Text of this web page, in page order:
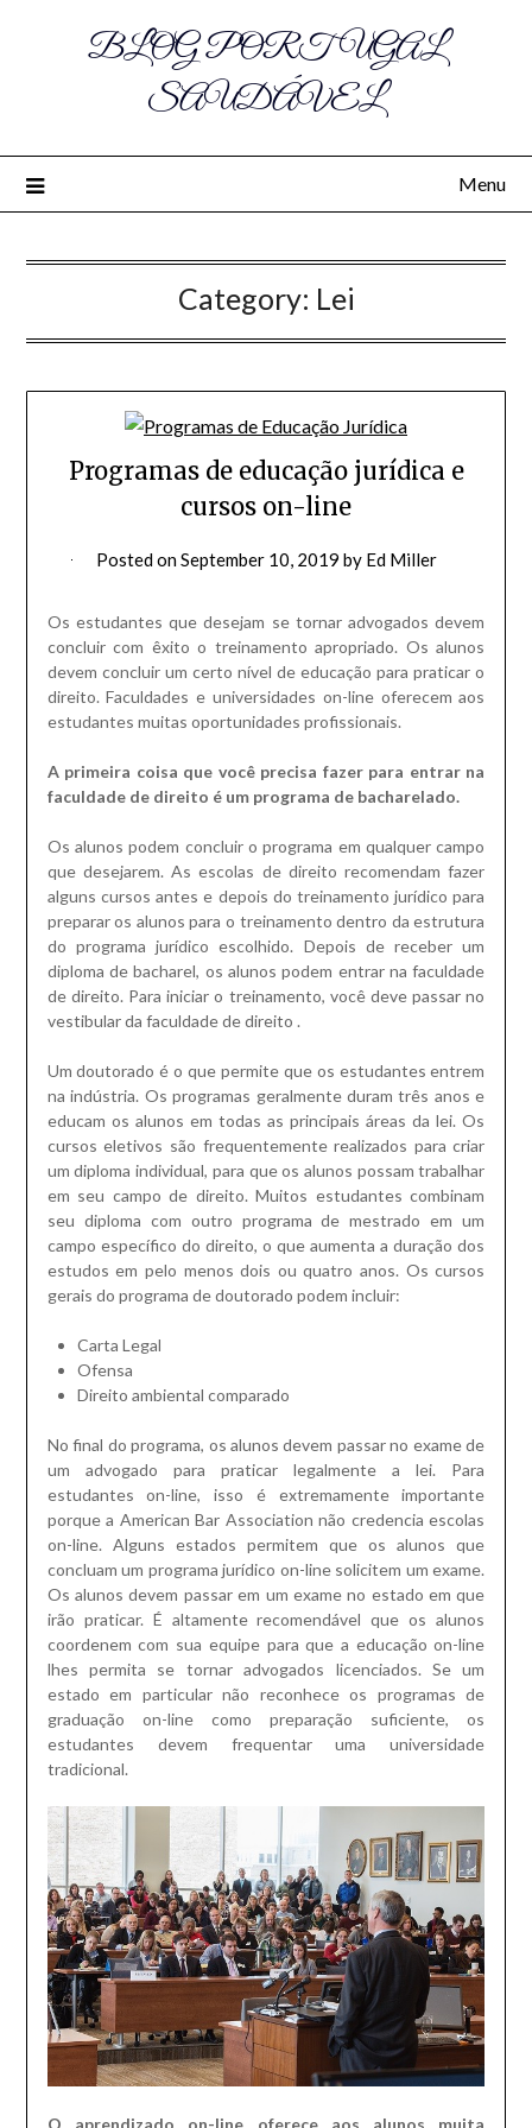
BLOG PORTUGAL
SAUDÁVEL
Menu
Category: Lei
Programas de educação jurídica e
cursos on-line
Posted onSeptember 10, 2019 by Ed Miller
Os estudantes que desejam se tornar advogados devem
concluir com êxito o treinamento apropriado. Os alunos
devem concluir um certo nível de educação para praticar o
direito.Faculdades e universidades on-line oferecem aos
estudantes muitas oportunidades profissionais.
A primeira coisa que você precisa fazer para entrar na
faculdade de direito é um programa de bacharelado.
Os alunos podem concluir o programa em qualquer campo
que desejarem.As escolas de direito recomendam fazer
alguns cursos antes e depois do treinamento jurídico para
preparar os alunos para o treinamento dentro da estrutura
do programa jurídico escolhido. Depois de receber um
diploma de bacharel, os alunos podem entrar na faculdade
de direito. Para iniciar o treinamento, você deve passar no
vestibularda faculdade dedireito .
Um doutorado é o que permite que os estudantes entrem
na indústria. Os programas geralmente duram três anos e
educam os alunos em todas as principais áreas da lei.Os
cursos eletivos são frequentemente realizados para criar
um diploma individual, para que os alunos possam trabalhar
em seu campo de direito.Muitos estudantes combinam
seu diploma com outro programa de mestrado em um
campo específico do direito, o que aumenta a duração dos
estudos em pelo menos dois ou quatro anos. Os cursos
gerais do programa de doutorado podem incluir:
Carta Legal
Ofensa
Direito ambiental comparado
No final do programa, os alunos devem passar no exame de
um advogado para praticar legalmente a lei. Para
estudantes on-line, isso é extremamente importante
porque a American Bar Association não credencia escolas
on-line. Alguns estados permitem que os alunos que
concluam um programa jurídico on-line solicitem um exame.
Os alunos devem passar em um exame no estado em que
irão praticar. É altamente recomendável que os alunos
coordenem com sua equipe para que a educação on-line
lhes permita se tornar advogados licenciados.Se um
estado em particular não reconhece os programas de
graduação on-line como preparação suficiente, os
estudantes devem frequentar uma universidade
tradicional.